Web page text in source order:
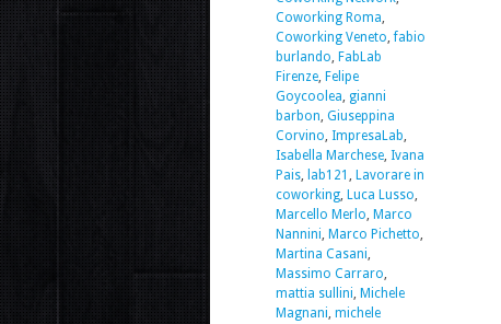
Coworking Roma,
Coworking Veneto,fabio
burlando, FabLab
Firenze, Felipe
Goycoolea, gianni
barbon, Giuseppina
Corvino, ImpresaLab,
Isabella Marchese, Ivana
Pais, lab121 , Lavorare in
coworking, Luca Lusso,
Marcello Merlo, Marco
Nannini, Marco Pichetto,
Martina Casani,
Massimo Carraro,
mattia sullini, Michele
Magnani, michele